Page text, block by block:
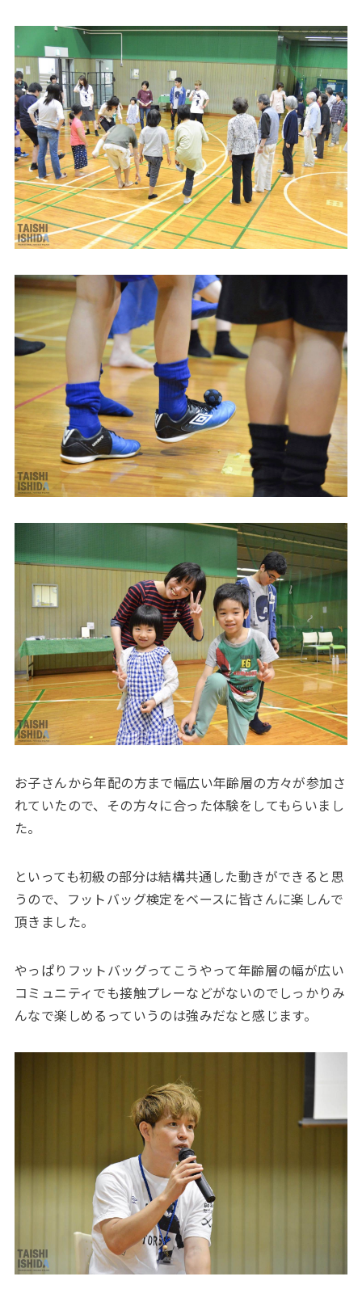
お子さんから年配の方まで幅広い年齢層の方々が参加さ
れていたので、その方々に合った体験をしてもらいまし
た。
といっても初級の部分は結構共通した動きができると思
うので、フットバッグ検定をベースに皆さんに楽しんで
頂きました。
やっぱりフットバッグってこうやって年齢層の幅が広い
コミュニティでも接触プレーなどがないのでしっかりみ
んなで楽しめるっていうのは強みだなと感じます。